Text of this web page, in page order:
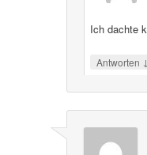
Ich dachte
Antworten ↓